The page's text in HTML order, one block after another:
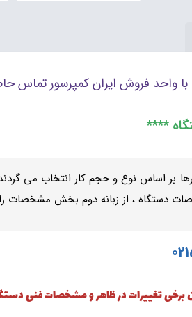
فروش ایران کمپرسور تماس
بر اساس نوع و حجم کار انتخاب می
دستگاه ، از زبانه دوم بخش مشخصات را
برخی تغییرات در ظاهر و مشخصات فنی